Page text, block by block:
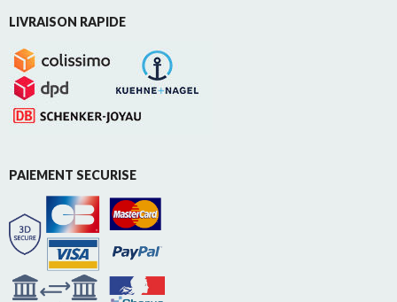
LIVRAISON RAPIDE
PAIEMENT SECURISE